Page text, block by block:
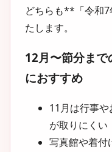
どちらも**「令和
たします。
12月〜節分ま
におすすめ
11月は行事
が取りにくい
写真館や着付